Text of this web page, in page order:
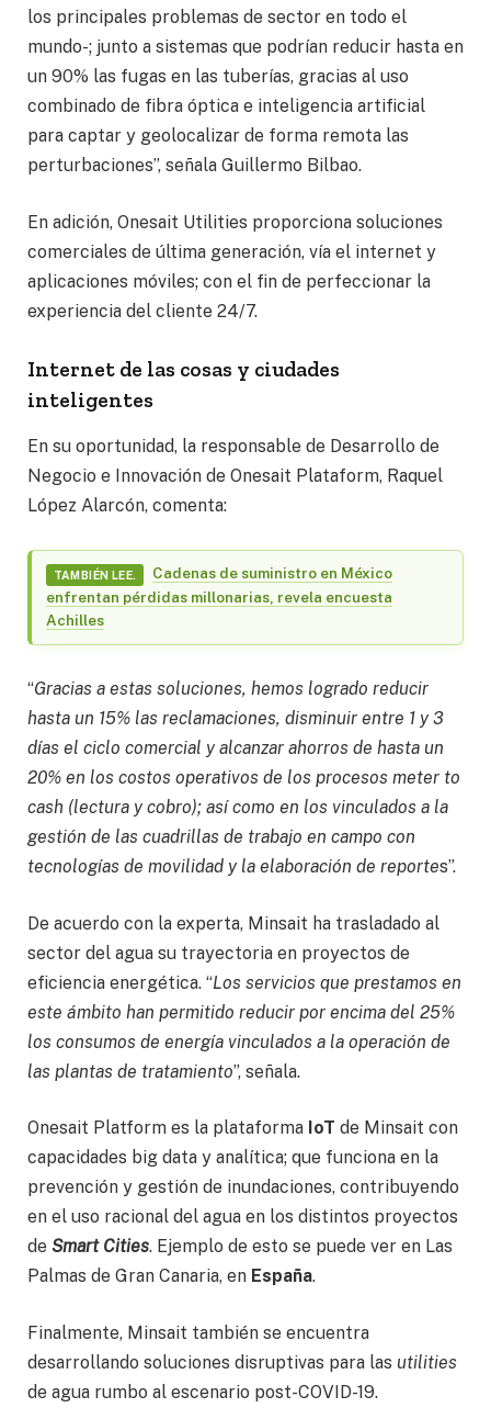
los principales problemas de sector en todo el
mundo-; junto a sistemas que podrían reducir hasta en
un 90% las fugas en las tuberías, gracias al uso
combinado de fibra óptica e inteligencia artificial
para captar y geolocalizar de forma remota las
perturbaciones”, señala Guillermo Bilbao.
En adición, Onesait Utilities proporciona soluciones
comerciales de última generación, vía el internet y
aplicaciones móviles; con el fin de perfeccionar la
experiencia del cliente 24/7.
Internet de las cosas y ciudades
inteligentes
En su oportunidad, la responsable de Desarrollo de
Negocio e Innovación de Onesait Plataform, Raquel
López Alarcón, comenta:
TAMBIÉN LEE.
Cadenas de suministro en México
enfrentan pérdidas millonarias, revela encuesta
Achilles
“Gracias a estas soluciones, hemos logrado reducir
hasta un 15% las reclamaciones, disminuir entre 1 y 3
días el ciclo comercial y alcanzar ahorros de hasta un
20% en los costos operativos de los procesos meter to
cash (lectura y cobro); así como en los vinculados a la
gestión de las cuadrillas de trabajo en campo con
tecnologías de movilidad y la elaboración de reportes”.
De acuerdo con la experta, Minsait ha trasladado al
sector del agua su trayectoria en proyectos de
eficiencia energética. “Los servicios que prestamos en
este ámbito han permitido reducir por encima del 25%
los consumos de energía vinculados a la operación de
las plantas de tratamiento”, señala.
Onesait Platform es la plataforma IoT de Minsait con
capacidades big data y analítica; que funciona en la
prevención y gestión de inundaciones, contribuyendo
en el uso racional del agua en los distintos proyectos
de Smart Cities. Ejemplo de esto se puede ver en Las
Palmas de Gran Canaria, en España.
Finalmente, Minsait también se encuentra
desarrollando soluciones disruptivas para las utilities
de agua rumbo al escenario post-COVID-19.